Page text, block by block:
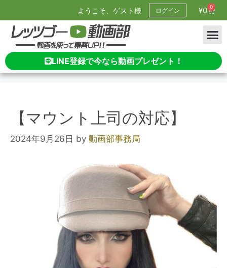
ようこそ、ゲスト様 ログイン ¥0 0
LINE登録で今なら動画プレゼント！
【マウント上司の対応】
2024年9月26日 by 動画部事務局